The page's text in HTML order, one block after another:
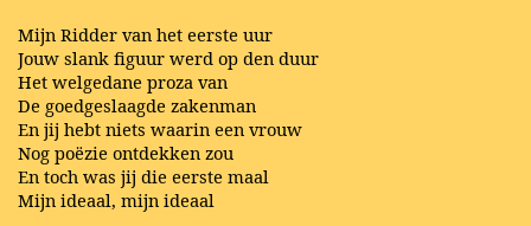
Mijn Ridder van het eerste uur
Jouw slank figuur werd op den duur
Het welgedane proza van
De goedgeslaagde zakenman
En jij hebt niets waarin een vrouw
Nog poëzie ontdekken zou
En toch was jij die eerste maal
Mijn ideaal, mijn ideaal